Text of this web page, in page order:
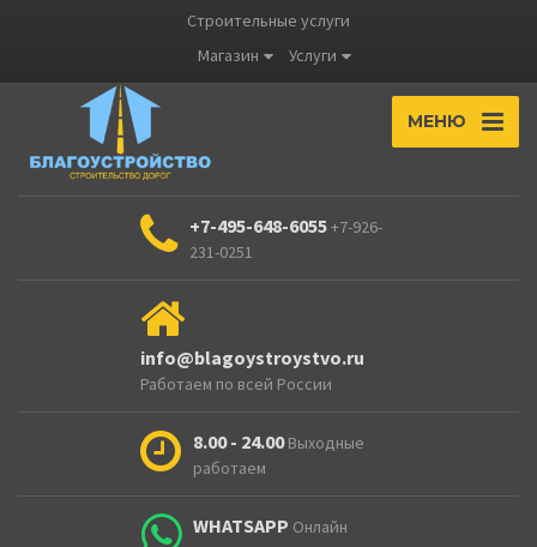
Строительные услуги
Магазин
Услуги
МЕНЮ
+7-495-648-6055+7-926-
231-0251
info@blagoystroystvo.ru
Работаем по всей России
8.00 - 24.00 Выходные
работаем
WHATSAPP Онлайн